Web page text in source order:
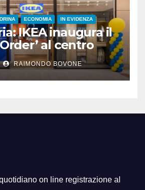
ECONOMIA IN EVIDENZA
IKEA inaugura il
Order’ al centro
Panorama
RAIMONDO BOVONE
on line registrazione al